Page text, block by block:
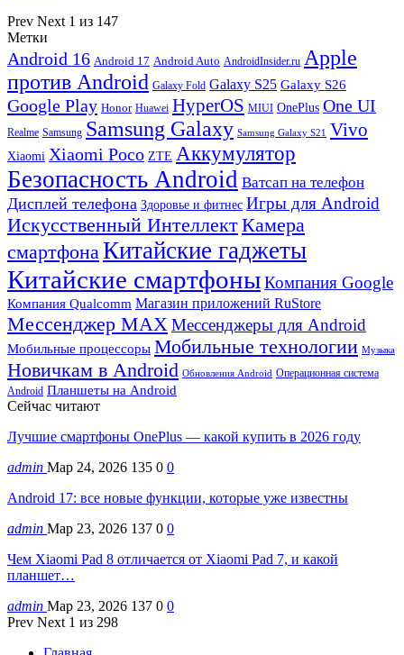
Prev Next 1 из 147
Метки
Android 16 Android 17 Android Auto AndroidInsider.ru Apple
против Android Galaxy Fold Galaxy S25 Galaxy S26
Google Play Honor Huawei HyperOS MIUI OnePlus One UI
Realme Samsung Samsung Galaxy Samsung Galaxy S21 Vivo
Xiaomi Xiaomi Poco ZTE Аккумулятор
Безопасность Android Ватсап на телефон
Дисплей телефона Здоровье и фитнес Игры для Android
Искусственный ИнтеллектКамера
смартфонаКитайские гаджеты
Китайские смартфоныКомпания Google
Компания Qualcomm Магазин приложений RuStore
Мессенджер MAXМессенджеры для Android
Мобильные процессоры Мобильные технологии Музыка
Новичкам в Android Обновления Android Операционная система
Android Планшеты на Android
Сейчас читают
Лучшие смартфоны OnePlus — какой купить в 2026 году
admin Мар 24, 2026 135 0 0
Android 17: все новые функции, которые уже известны
admin Мар 23, 2026 137 0 0
Чем Xiaomi Pad 8 отличается от Xiaomi Pad 7, и какой
планшет…
admin Мар 23, 2026 137 0 0
Prev Next 1 из 298